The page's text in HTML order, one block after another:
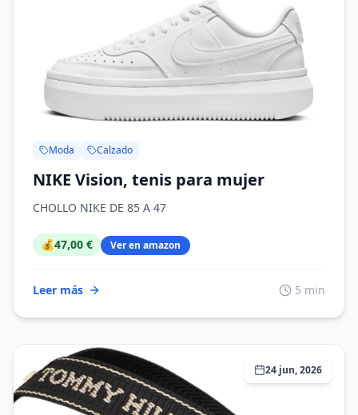
Moda Calzado
NIKE Vision, tenis para mujer
CHOLLO NIKE DE 85 A 47
💰47,00 € Ver en amazon
Leer más 5 min
24 jun, 2026